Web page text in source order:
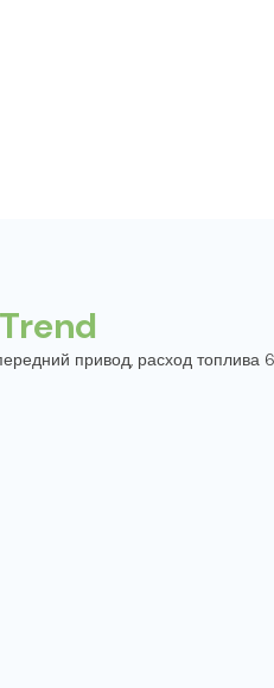
Trend
привод, расход топлива